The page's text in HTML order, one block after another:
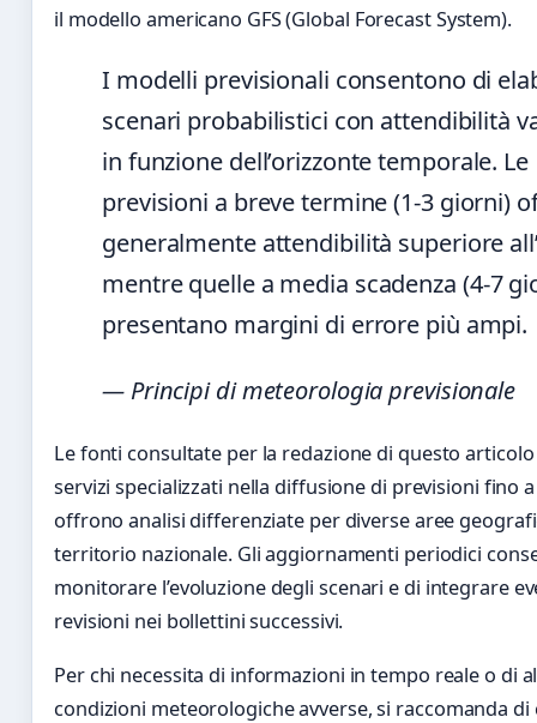
il modello americano GFS (Global Forecast System).
I modelli previsionali consentono di
scenari probabilistici con attendibilità
in funzione dell’orizzonte temporale. Le
previsioni a breve termine (1-3 giorni)
generalmente attendibilità superiore
mentre quelle a media scadenza (4-7
presentano margini di errore più ampi.
— Principi di meteorologia previsionale
Le fonti consultate per la redazione di questo
servizi specializzati nella diffusione di previsioni fino
offrono analisi differenziate per diverse aree
territorio nazionale. Gli aggiornamenti periodici
monitorare l’evoluzione degli scenari e di integrare
revisioni nei bollettini successivi.
Per chi necessita di informazioni in tempo reale o di
condizioni meteorologiche avverse, si raccomanda